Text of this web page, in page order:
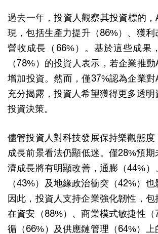
過去一年，投資人觀察其投資標的
現，包括生產力提升（86%）、獲利
營收成長（66%）。基於這些成果
（78%）的投資人表示，若企業推
增加投資。然而，僅37%認為企業
充分揭露，投資人希望獲得更多透
投資決策。
儘管投資人對科技發展保持樂觀態度
成長前景看法仍顯低迷。僅28%預
濟成長將有明顯改善，通膨（44%）
（43%）及地緣政治衝突（42%）也
因此，投資人支持企業強化韌性，包
在資安（88%）、商業模式敏捷性（
循（66%）及供應鏈管理（64%）上